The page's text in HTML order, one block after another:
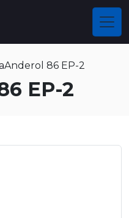
Anderol 86 EP-2
EP-2